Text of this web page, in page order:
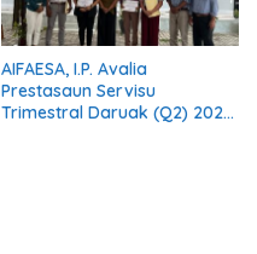
AIFAESA, I.P. Avalia
Prestasaun Servisu
Trimestral Daruak (Q2) 2026